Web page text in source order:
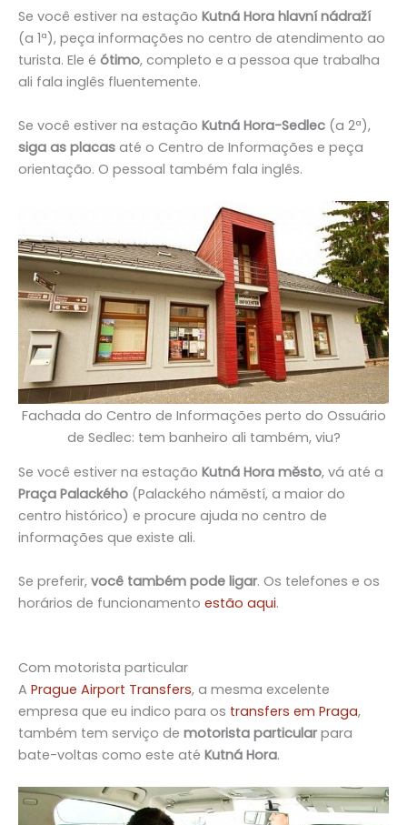
Se você estiver na estação Kutná Hora hlavní nádraží
(a 1ª), peça informações no centro de atendimento ao
turista. Ele é ótimo, completo e a pessoa que trabalha
ali fala inglês fluentemente.
Se você estiver na estação Kutná Hora-Sedlec (a 2ª),
siga as placas até o Centro de Informações e peça
orientação. O pessoal também fala inglês.
Fachada do Centro de Informações perto do Ossuário
de Sedlec: tem banheiro ali também, viu?
Se você estiver na estação Kutná Hora město, vá até a
Praça Palackého (Palackého náměstí, a maior do
centro histórico) e procure ajuda no centro de
informações que existe ali.
Se preferir, você também pode ligar. Os telefones e os
horários de funcionamento estão aqui.
Com motorista particular
A Prague Airport Transfers, a mesma excelente
empresa que eu indico para os transfers em Praga,
também tem serviço de motorista particularpara
bate-voltas como este até Kutná Hora.